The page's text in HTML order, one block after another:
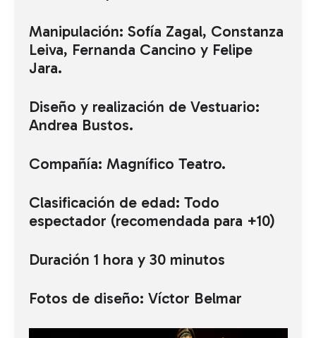
Manipulación: Sofía Zagal, Constanza
Leiva, Fernanda Cancino y Felipe
Jara.
Diseño y realización de Vestuario:
Andrea Bustos.
Compañía: Magnífico Teatro.
Clasificación de edad: Todo
espectador (recomendada para +10)
Duración 1 hora y 30 minutos
Fotos de diseño: Víctor Belmar